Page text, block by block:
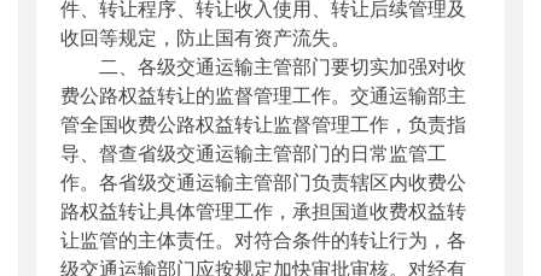
件、转让程序、转让收入使用、转让后续管理及
收回等规定，防止国有资产流失。
二、各级交通运输主管部门要切实加强对收
费公路权益转让的监督管理工作。交通运输部主
管全国收费公路权益转让监督管理工作，负责指
导、督查省级交通运输主管部门的日常监管工
作。各省级交通运输主管部门负责辖区内收费公
路权益转让具体管理工作，承担国道收费权益转
让监管的主体责任。对符合条件的转让行为，各
级交通运输部门应按规定加快审批审核。对经有